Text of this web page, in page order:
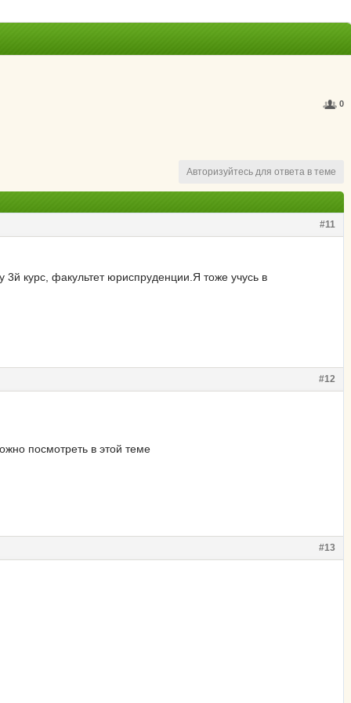
0
Авторизуйтесь для ответа в теме
#11
курс, факультет юриспруденции.Я тоже учусь в
#12
посмотреть в этой теме
#13